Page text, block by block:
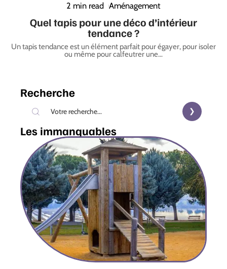
2 min read Aménagement
Quel tapis pour une déco d’intérieur
tendance ?
Un tapis tendance est un élément parfait pour égayer, pour isoler
ou même pour calfeutrer une…
Recherche
Les immanquables